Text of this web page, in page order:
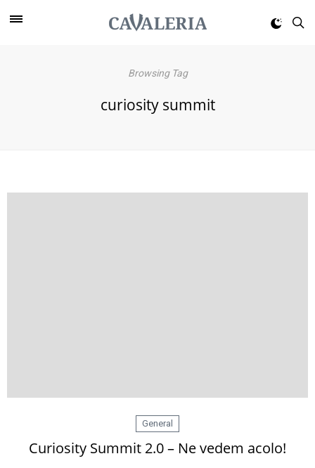
Browsing Tag
curiosity summit
General
Curiosity Summit 2.0 – Ne vedem acolo!